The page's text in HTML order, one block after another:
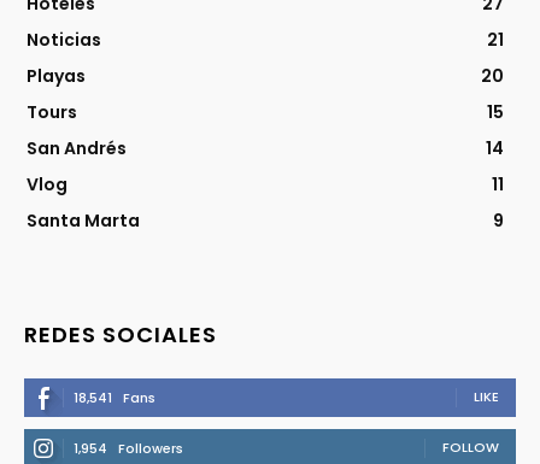
Noticias
21
Playas
20
Tours
15
San Andrés
14
Vlog
11
Santa Marta
9
REDES SOCIALES
18,541 Fans LIKE
1,954 Followers FOLLOW